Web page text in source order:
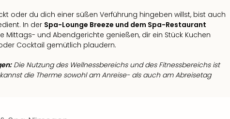
oder du dich einer süßen Verführung hingeben willst, bist auch
In der Spa-Lounge Breeze und dem Spa-Restaurant
Mittags- und Abendgerichte genießen, dir ein Stück Kuchen
Cocktail gemütlich plaudern.
Die Nutzung des Wellnessbereichs und des Fitnessbereichs ist
die Therme sowohl am Anreise- als auch am Abreisetag